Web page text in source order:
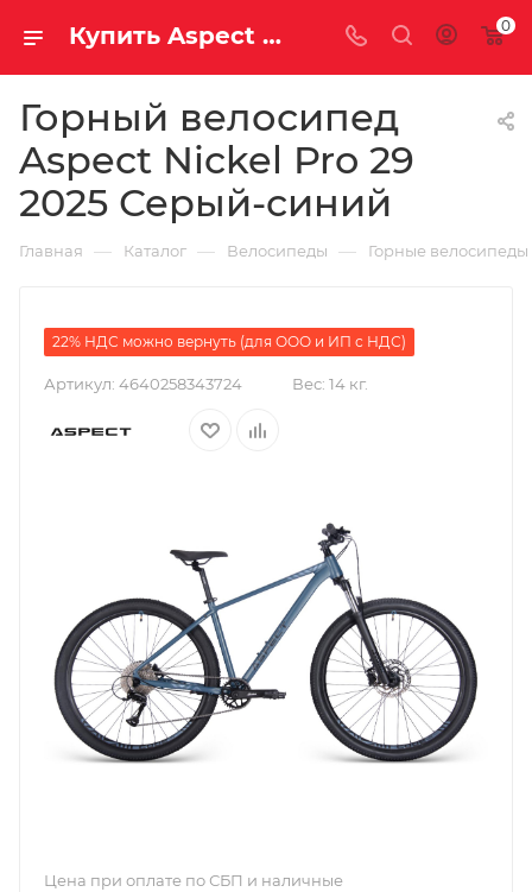
Купить Aspect Nickel Pro 29 2025 Серый-синий за рублей, а со скидкой 43 190 руб. 0
Горный велосипед
Aspect Nickel Pro 29
2025 Серый-синий
Главная — Каталог — Велосипеды — Горные велосипеды
22% НДС можно вернуть (для ООО и ИП с НДС)
Артикул: 4640258343724 Вес: 14 кг.
Цена при оплате по СБП и наличные